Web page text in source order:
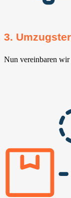
3.
Nun vereinbaren